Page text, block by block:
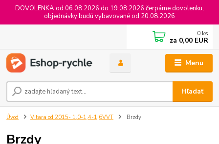
DOVOLENKA od 06.08.2026 do 19.08.2026 čerpáme dovolenku,
objednávky budú vybavované od 20.08.2026
Menu
Hľadať
0 ks
za 0,00 EUR
Úvod Vitara od 2015- 1,0-1,4-1,6VVT Brzdy
Brzdy